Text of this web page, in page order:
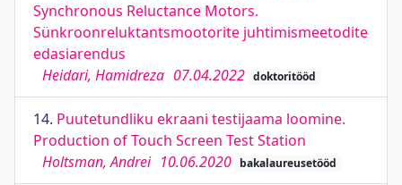
Synchronous Reluctance Motors.
Sünkroonreluktantsmootorite juhtimismeetodite
edasiarendus
Heidari, Hamidreza 07.04.2022 doktoritööd
14. Puutetundliku ekraani testijaama loomine.
Production of Touch Screen Test Station
Holtsman, Andrei 10.06.2020 bakalaureusetööd